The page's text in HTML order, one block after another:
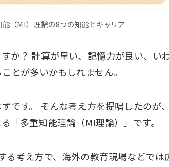
能（MI）理論の8つの知能とキャリア
か？ 計算が早い、記憶力が良い、い
とが多いかもしれません。
です。 そんな考え方を提唱したのが、
「多重知能理論（MI理論）」です。
る考え方で、海外の教育現場などでは